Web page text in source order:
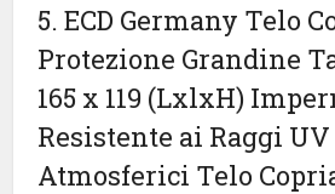
5. ECD Germany Telo
Protezione Grandine
165 x 119 (LxlxH)
Resistente ai Raggi
Atmosferici Telo